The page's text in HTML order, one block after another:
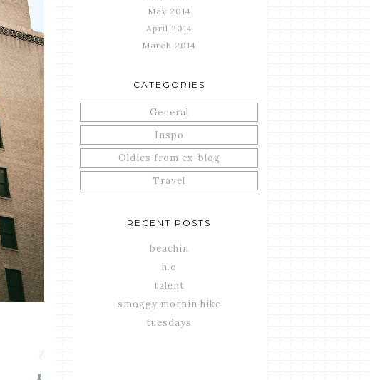
May 2014
April 2014
March 2014
CATEGORIES
General
Inspo
Oldies from ex-blog
Travel
RECENT POSTS
beachin
h.o
talent
smoggy mornin hike
tuesdays